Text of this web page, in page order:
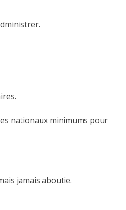
nationaux minimums pour
jamais aboutie.